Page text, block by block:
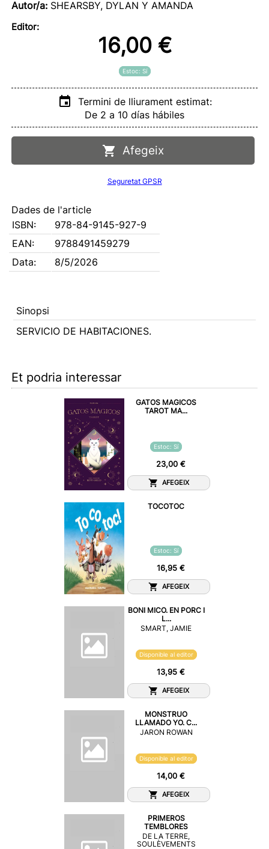
Autor/a: SHEARSBY, DYLAN Y AMANDA
Editor:
16,00 €
Estoc: Sí
Termini de lliurament estimat:
De 2 a 10 días hábiles
Afegeix
Seguretat GPSR
Dades de l'article
ISBN:
978-84-9145-927-9
EAN:
9788491459279
Data:
8/5/2026
Sinopsi
SERVICIO DE HABITACIONES.
Et podria interessar
GATOS MAGICOS
TAROT MA...
Estoc: Sí
23,00 €
AFEGEIX
TOCOTOC
Estoc: Sí
16,95 €
AFEGEIX
BONI MICO. EN PORC I
L...
SMART, JAMIE
Disponible al editor
13,95 €
AFEGEIX
MONSTRUO
LLAMADO YO. C...
JARON ROWAN
Disponible al editor
14,00 €
AFEGEIX
PRIMEROS
TEMBLORES
DE LA TERRE,
SOULÈVEMENTS